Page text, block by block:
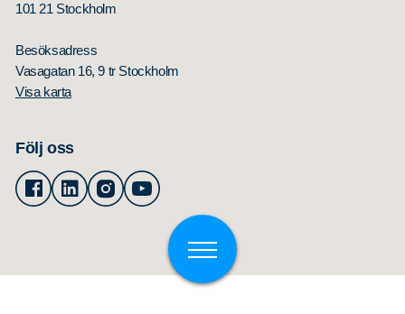
101 21 Stockholm
Besöksadress
Vasagatan 16, 9 tr Stockholm
Visa karta
Följ oss
FacebookLinkedinInstagramYoutube